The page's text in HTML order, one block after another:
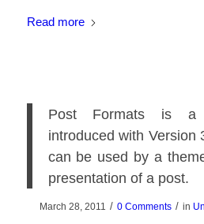
Read more
Post Formats is a
introduced with Version
can be used by a
presentation of a post.
March 28, 2011 / 0 Comments / in